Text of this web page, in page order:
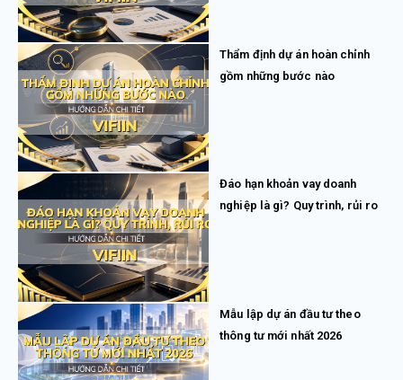
Thẩm định dự án hoàn chỉnh
gồm những bước nào
Đáo hạn khoản vay doanh
nghiệp là gì? Quy trình, rủi ro
Mẫu lập dự án đầu tư theo
thông tư mới nhất 2026